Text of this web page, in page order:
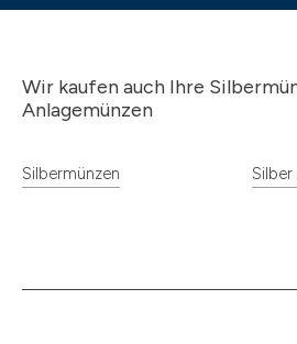
Wir kaufen auch Ihre
Anlagemünzen
Silbermünzen